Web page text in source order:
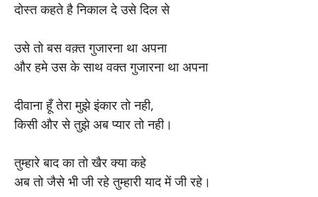
दोस्त कहते है निकाल दे उसे दिल से
उसे तो बस वक़्त गुजारना था अपना
और हमे उस के साथ वक्त गुजारना था अपना
दीवाना हूँ तेरा मुझे इंकार तो नही,
किसी और से तुझे अब प्यार तो नही।
तुम्हारे बाद का तो खैर क्या कहे
अब तो जैसे भी जी रहे तुम्हारी याद में जी रहे।